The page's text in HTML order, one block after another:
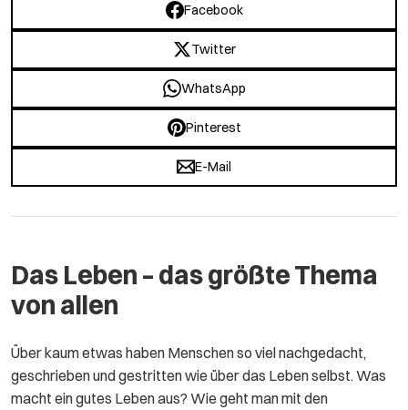
Facebook
Twitter
WhatsApp
Pinterest
E-Mail
Das Leben – das größte Thema
von allen
Über kaum etwas haben Menschen so viel nachgedacht,
geschrieben und gestritten wie über das Leben selbst. Was
macht ein gutes Leben aus? Wie geht man mit den